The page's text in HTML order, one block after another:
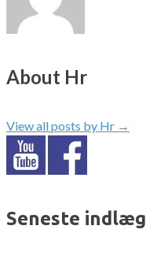
About Hr
View all posts by Hr →
Seneste indlæg